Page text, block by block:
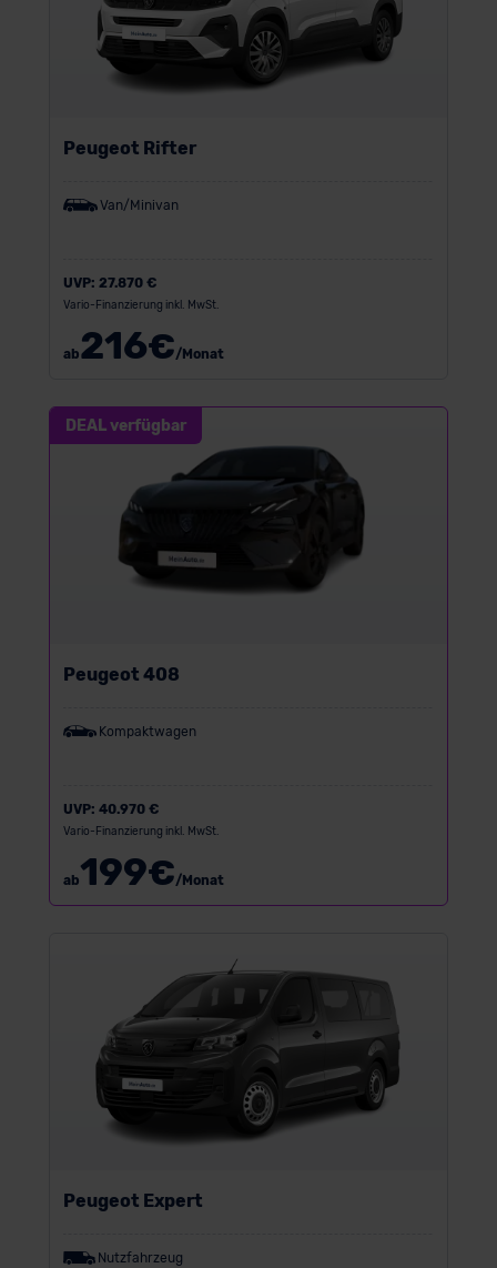
Peugeot Rifter
Van/Minivan
UVP: 27.870 €
Vario-Finanzierung inkl. MwSt.
ab216€/Monat
DEAL verfügbar
Peugeot 408
Kompaktwagen
UVP: 40.970 €
Vario-Finanzierung inkl. MwSt.
ab199€/Monat
Peugeot Expert
Nutzfahrzeug